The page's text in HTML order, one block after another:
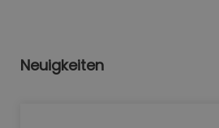
Neuigkeiten